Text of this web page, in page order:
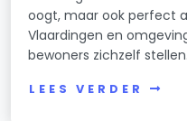
oogt, maar ook perfect
Vlaardingen en
bewoners zichzelf stellen.
LEES VERDER